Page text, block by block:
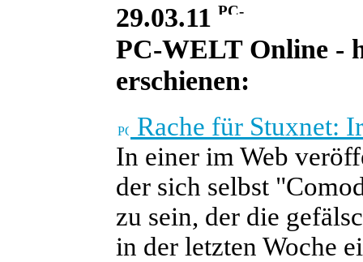
29.03.11
PC-WELT Online -
erschienen:
Rache für Stuxnet:
In einer im Web
der sich selbst
zu sein, der die
in der letzten Woche